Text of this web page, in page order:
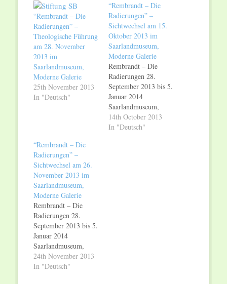
“Rembrandt – Die
Radierungen” –
Theologische Führung
am 28. November
2013 im
Saarlandmuseum,
Moderne Galerie
25th November 2013
In "Deutsch"
“Rembrandt – Die
Radierungen” –
Sichtwechsel am 15.
Oktober 2013 im
Saarlandmuseum,
Moderne Galerie
Rembrandt – Die
Radierungen 28.
September 2013 bis 5.
Januar 2014
Saarlandmuseum,
Moderne Galerie
Sichtwechsel –
14th October 2013
In "Deutsch"
“Rembrandt – Die
Radierungen” –
Sichtwechsel am 26.
November 2013 im
Saarlandmuseum,
Moderne Galerie
Rembrandt – Die
Radierungen 28.
September 2013 bis 5.
Januar 2014
Saarlandmuseum,
Moderne Galerie
Sichtwechsel –
24th November 2013
In "Deutsch"